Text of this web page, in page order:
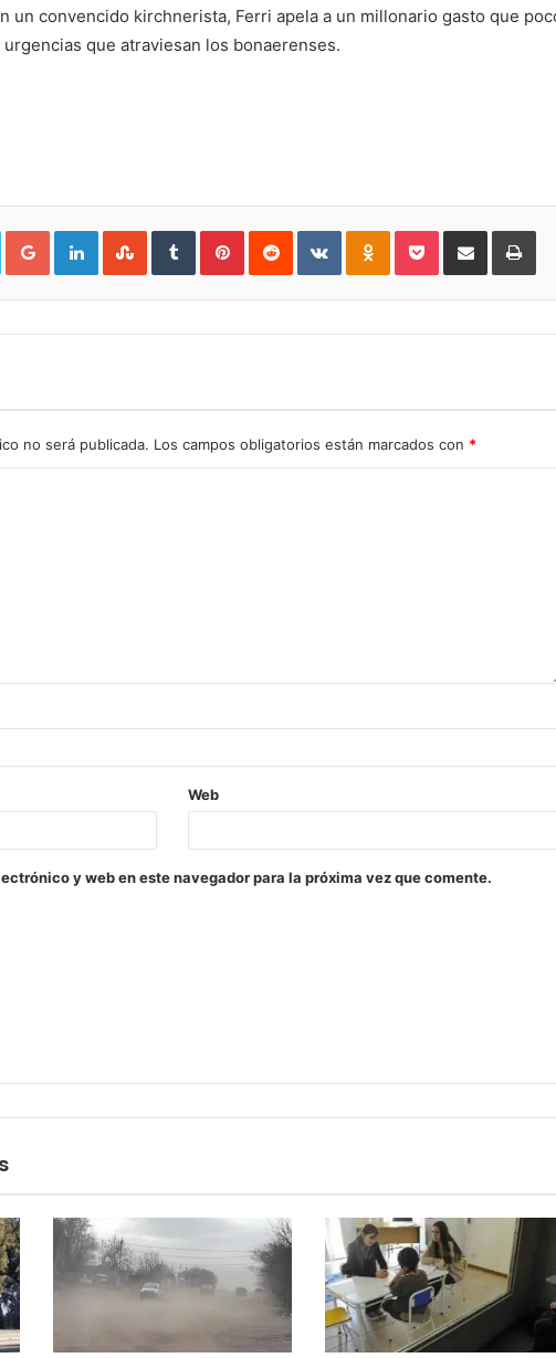
un convencido kirchnerista, Ferri apela a un millonario gasto que
que atraviesan los bonaerenses.
TwitterGoogle+LinkedInStumbleUpon
TumblrPinterestReddit VKontakteOdnoklassniki
PocketShare
Email
no será publicada. Los campos obligatorios están marcados con *
Web
y web en este navegador para la próxima vez que comente.